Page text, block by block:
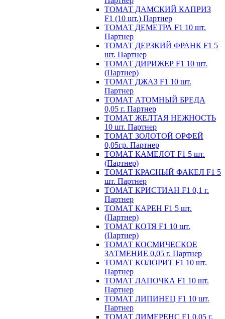
ТОМАТ ДАМСКИЙ КАПРИЗ
F1 (10 шт.) Партнер
ТОМАТ ДЕМЕТРА F1 10 шт.
Партнер
ТОМАТ ДЕРЗКИЙ ФРАНК F1 5
шт. Партнер
ТОМАТ ДИРИЖЕР F1 10 шт.
(Партнер)
ТОМАТ ДЖАЗ F1 10 шт.
Партнер
ТОМАТ АТОМНЫЙ БРЕДА
0,05 г. Партнер
ТОМАТ ЖЕЛТАЯ НЕЖНОСТЬ
10 шт. Партнер
ТОМАТ ЗОЛОТОЙ ОРФЕЙ
0,05гр. Партнер
ТОМАТ КАМЕЛОТ F1 5 шт.
(Партнер)
ТОМАТ КРАСНЫЙ ФАКЕЛ F1 5
шт. Партнер
ТОМАТ КРИСТИАН F1 0,1 г.
Партнер
ТОМАТ КАРЕН F1 5 шт.
(Партнер)
ТОМАТ КОТЯ F1 10 шт.
(Партнер)
ТОМАТ КОСМИЧЕСКОЕ
ЗАТМЕНИЕ 0,05 г. Партнер
ТОМАТ КОЛОРИТ F1 10 шт.
Партнер
ТОМАТ ЛАПОЧКА F1 10 шт.
Партнер
ТОМАТ ЛИПИНЕЦ F1 10 шт.
Партнер
ТОМАТ ЛИМЕРЕНС F1 0,05 г.